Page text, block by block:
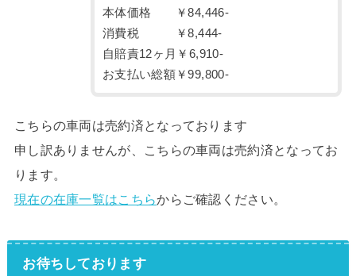
本体価格 ￥84,446-
消費税 ￥8,444-
自賠責12ヶ月￥6,910-
お支払い総額￥99,800-
こちらの車両は売約済となっております
申し訳ありませんが、こちらの車両は売約済となってお
ります。
現在の在庫一覧はこちらからご確認ください。
お待ちしております